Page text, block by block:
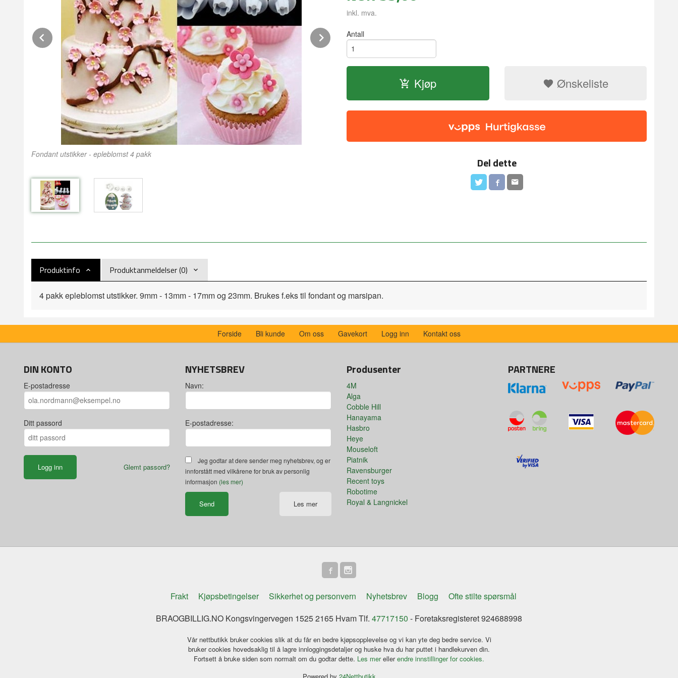
Fondant utstikker - epleblomst 4 pakk
Prev Next
inkl. mva.
Antall
Kjøp Ønskeliste
Del dette
Produktinfo Produktanmeldelser (0)
4 pakk epleblomst utstikker. 9mm - 13mm - 17mm og 23mm. Brukes f.eks til fondant og marsipan.
Forside Bli kunde Om oss Gavekort Logg inn Kontakt oss
DIN KONTO
E-postadresse
Ditt passord
Glemt passord?
NYHETSBREV
Navn:
E-postadresse:
Jeg godtar at dere sender meg nyhetsbrev, og er
innforstått med vilkårene for bruk av personlig
informasjon (les mer)
Les mer
Produsenter
4M
Alga
Cobble Hill
Hanayama
Hasbro
Heye
Mouseloft
Piatnik
Ravensburger
Recent toys
Robotime
Royal & Langnickel
PARTNERE
Frakt Kjøpsbetingelser Sikkerhet og personvern Nyhetsbrev Blogg
Ofte stilte spørsmål
BRAOGBILLIG.NO Kongsvingervegen 1525 2165 Hvam Tlf. 47717150 - Foretaksregisteret 924688998
Vår nettbutikk bruker cookies slik at du får en bedre kjøpsopplevelse og vi kan yte deg bedre service. Vi
bruker cookies hovedsaklig til å lagre innloggingsdetaljer og huske hva du har puttet i handlekurven din.
Fortsett å bruke siden som normalt om du godtar dette. Les merellerendre innstillinger for cookies.